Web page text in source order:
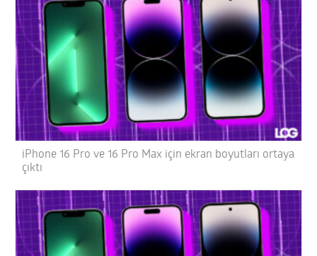
iPhone 16 Pro ve 16 Pro Max için ekran boyutları ortaya
çıktı